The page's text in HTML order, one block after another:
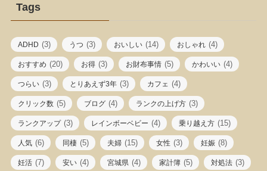
Tags
ADHD (3) うつ (3) おいしい (14) おしゃれ (4)
おすすめ (20) お得 (3) お財布事情 (5) かわいい (4)
つらい (3) とりあえず3年 (3) カフェ (4)
クリック数 (5) ブログ (4) ランクの上げ方 (3)
ランクアップ(3) レインボーベビー (4) 乗り越え方 (15)
人気 (6) 同棲 (5) 夫婦 (15) 女性 (3) 妊娠 (8)
妊活 (7) 安い (4) 宮城県 (4) 家計簿 (5) 対処法 (3)